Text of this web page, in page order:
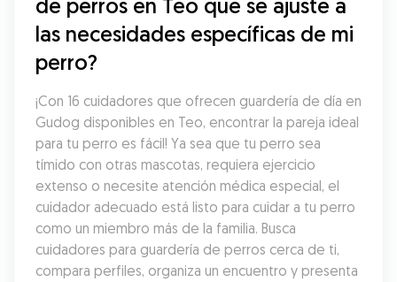
de perros en Teo que se ajuste a
las necesidades específicas de mi
perro?
¡Con 16 cuidadores que ofrecen guardería de día en
Gudog disponibles en Teo, encontrar la pareja ideal
para tu perro es fácil! Ya sea que tu perro sea
tímido con otras mascotas, requiera ejercicio
extenso o necesite atención médica especial, el
cuidador adecuado está listo para cuidar a tu perro
como un miembro más de la familia. Busca
cuidadores para guardería de perros cerca de ti,
compara perfiles, organiza un encuentro y presenta